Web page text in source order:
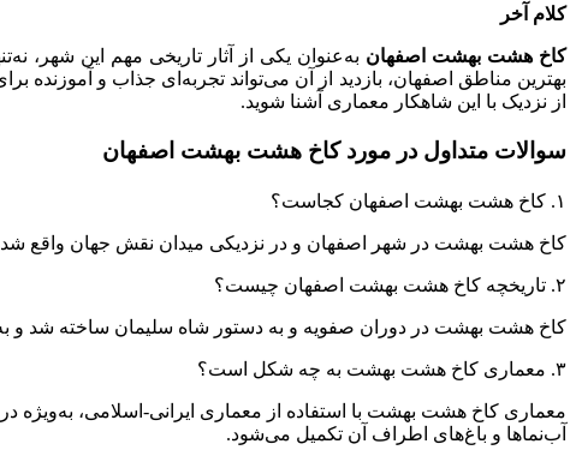
کلام آخر
کاخ هشت بهشت اصفهان به‌عنوان یکی از آثار تاریخی مهم این شهر،
بهترین مناطق اصفهان، بازدید از آن می‌تواند تجربه‌ای جذاب و آموزنده
از نزدیک با این شاهکار معماری آشنا شوید.
سوالات متداول در مورد کاخ هشت بهشت اصفهان
۱. کاخ هشت بهشت اصفهان کجاست؟
کاخ هشت بهشت در شهر اصفهان و در نزدیکی میدان نقش جهان واقع
۲. تاریخچه کاخ هشت بهشت اصفهان چیست؟
کاخ هشت بهشت در دوران صفویه و به دستور شاه سلیمان ساخته شد و
۳. معماری کاخ هشت بهشت به چه شکل است؟
معماری کاخ هشت بهشت با استفاده از معماری ایرانی-اسلامی،
آب‌نماها و باغ‌های اطراف آن تکمیل می‌شود.